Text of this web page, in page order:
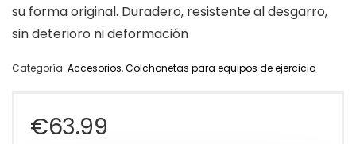
su forma original. Duradero, resistente al desgarro,
sin deterioro ni deformación
Categoría: Accesorios,Colchonetas para equipos de ejercicio
€63.99